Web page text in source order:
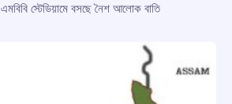
এমবিবি স্টেডিয়ামে বসছে নৈশ আলোক বাতি